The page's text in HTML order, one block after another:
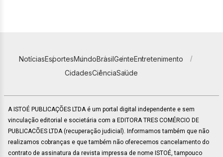
NotíciasEsportesMundoBrasilGenteEntretenimento
CidadesCiênciaSaúde
A ISTOÉ PUBLICAÇÕES LTDA é um portal digital independente e sem
vinculação editorial e societária com a EDITORA TRES COMÉRCIO DE
PUBLICACÕES LTDA (recuperação judicial). Informamos também que não
realizamos cobranças e que também não oferecemos cancelamento do
contrato de assinatura da revista impressa de nome ISTOÉ, tampouco